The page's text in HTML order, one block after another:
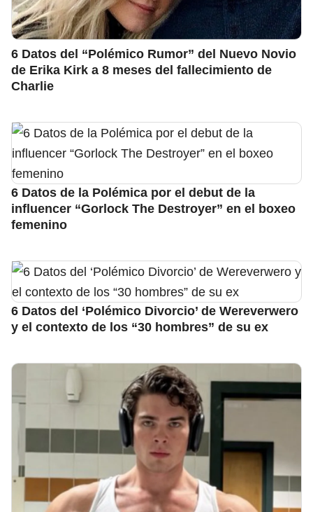
6 Datos del “Polémico Rumor” del Nuevo Novio
de Erika Kirk a 8 meses del fallecimiento de
Charlie
6 Datos de la Polémica por el debut de la
influencer “Gorlock The Destroyer” en el boxeo
femenino
6 Datos del ‘Polémico Divorcio’ de Wereverwero
y el contexto de los “30 hombres” de su ex